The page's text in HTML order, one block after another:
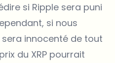
si Ripple sera puni
si nous
innocenté de tout
du XRP pourrait